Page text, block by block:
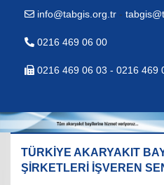
info@tabgis.org.tr -
0216 469 06 00
0216 469 06 03 - 0216 469
TÜRKİYE AKARYAKIT
ŞİRKETLERİ İŞVEREN